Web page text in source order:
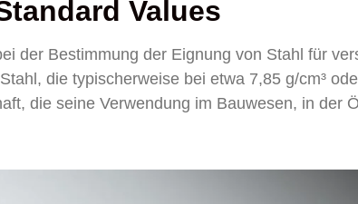
Values
der Bestimmung der Eignung von Stahl für
die typischerweise bei etwa 7,85 g/cm³
die seine Verwendung im Bauwesen, in der